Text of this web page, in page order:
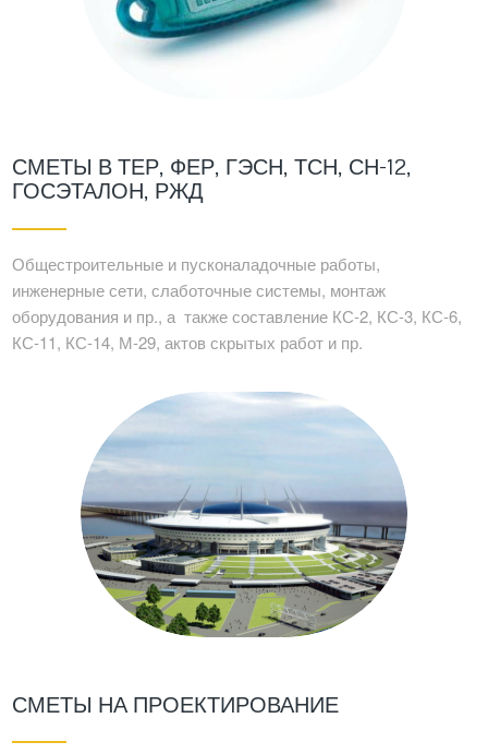
СМЕТЫ В ТЕР, ФЕР, ГЭСН, ТСН, СН-12,
ГОСЭТАЛОН, РЖД
Общестроительные и пусконаладочные работы,
инженерные сети, слаботочные системы, монтаж
оборудования и пр., а также составление КС-2, КС-3, КС-6,
КС-11, КС-14, М-29, актов скрытых работ и пр.
СМЕТЫ НА ПРОЕКТИРОВАНИЕ